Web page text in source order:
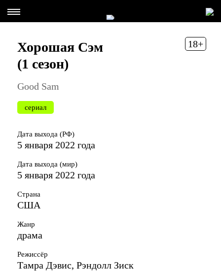
18+
Хорошая Сэм
(1 сезон)
Good Sam
сериал
Дата выхода (РФ)
5 января 2022 года
Дата выхода (мир)
5 января 2022 года
Страна
США
Жанр
драма
Режиссёр
Тамра Дэвис, Рэндолл Зиск